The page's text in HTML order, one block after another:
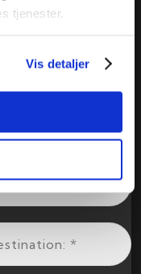
tjenester.
Vis detaljer